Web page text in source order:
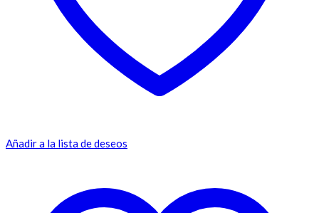
Añadir a la lista de deseos